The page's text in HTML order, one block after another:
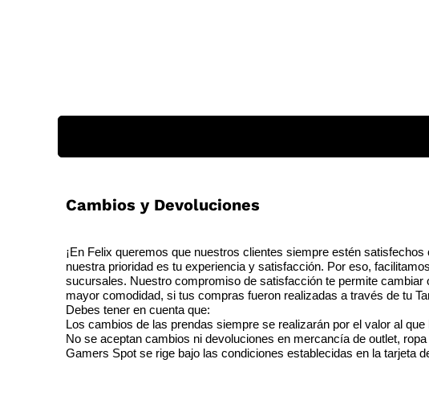
Cambios y Devoluciones
¡En Felix queremos que nuestros clientes siempre estén
nuestra prioridad es tu experiencia y satisfacción. Por eso,
sucursales. Nuestro compromiso de satisfacción te permite
mayor comodidad, si tus compras fueron realizadas a través de tu
Debes tener en cuenta que:
Los cambios de las prendas siempre se realizarán por el valor al
No se aceptan cambios ni devoluciones en mercancía de outlet,
Gamers Spot se rige bajo las condiciones establecidas en la tarjeta